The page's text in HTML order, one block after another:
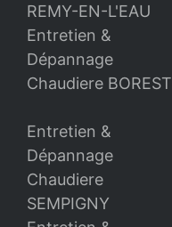
REMY-EN-L'EAU
Entretien &
Dépannage
Chaudiere BOREST
Entretien &
Dépannage
Chaudiere
SEMPIGNY